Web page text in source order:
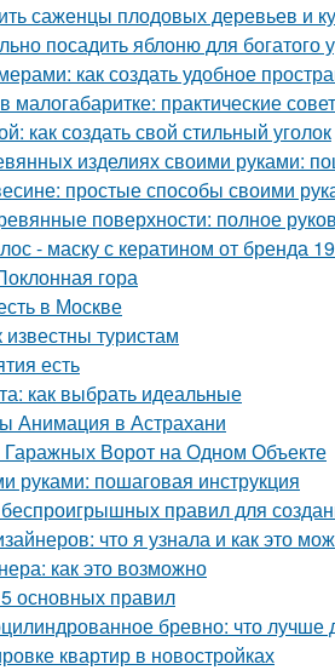
саженцы плодовых деревьев и
посадить яблоню для богатого
как создать удобное
малогабаритке: практические
как создать свой стильный уголок
изделиях своими руками:
простые способы своими
поверхности: полное
- маску с кератином от бренда
гора
в Москве
туристам
есть
как выбрать идеальные
Анимация в Астрахани
Ворот на Одном Объекте
руками: пошаговая инструкция
правил для
что я узнала и как это
как это возможно
основных правил
бревно: что лучше
квартир в новостройках